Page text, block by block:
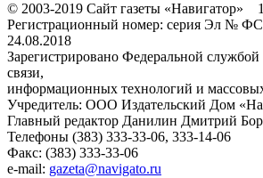
© 2003-2019 Сайт газеты «Навигатор»
Регистрационный номер: серия Эл №
24.08.2018
Зарегистрировано Федеральной службой
связи,
информационных технологий и
Учредитель: ООО Издательский Дом
Главный редактор Данилин Дмитрий
Телефоны (383) 333-33-06, 333-14-06
Факс: (383) 333-33-06
e-mail: gazeta@navigato.ru